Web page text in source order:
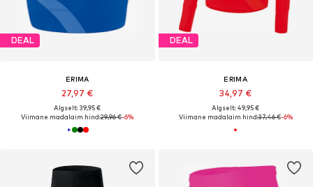
DEAL
ERIMA
27,97 €
Algselt: 39,95 €
Viimane madalaim hind:29,96 €-6%
DEAL
ERIMA
34,97 €
Algselt: 49,95 €
Viimane madalaim hind:37,46 €-6%